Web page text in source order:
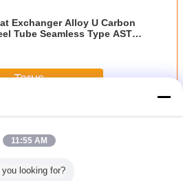
Exchanger Alloy U Carbon
Tube Seamless Type ASTM
Terus
11:55 AM
looking for?